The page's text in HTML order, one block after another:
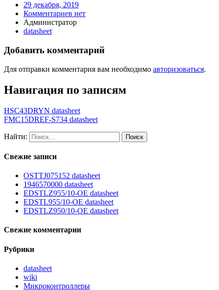
29 декабря, 2019
Комментариев нет
Администратор
datasheet
Добавить комментарий
Для отправки комментария вам необходимо авторизоваться.
Навигация по записям
HSC43DRYN datasheet
FMC15DREF-S734 datasheet
Найти:
Свежие записи
OSTTJ075152 datasheet
1946570000 datasheet
EDSTLZ955/10-OE datasheet
EDSTL955/10-OE datasheet
EDSTLZ950/10-OE datasheet
Свежие комментарии
Рубрики
datasheet
wiki
Микроконтроллеры